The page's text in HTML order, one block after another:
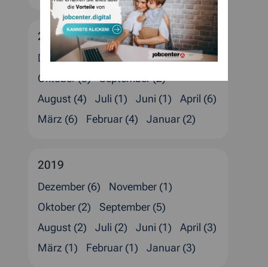
2020
Dezember (6)
November (2)
Oktober (3)
September (2)
August (4)
Juli (1) Juni (1)
April (6)
März (6)
Februar (4) Januar (2)
2019
Dezember (6)
November (1)
Oktober (2)
September (5)
August (2)
Juli (2) Juni (1)
April (3)
März (1)
Februar (1) Januar (3)